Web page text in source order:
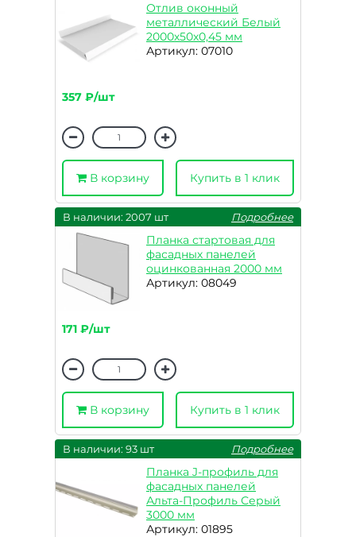
Отлив оконный
металлический Белый
2000х50х0,45 мм
Артикул: 07010
357 ₽/шт
В корзину Купить в 1 клик
В наличии: 2007 шт Подробнее
Планка стартовая для
фасадных панелей
оцинкованная 2000 мм
Артикул: 08049
171 ₽/шт
В корзину Купить в 1 клик
В наличии: 93 шт Подробнее
Планка J-профиль для
фасадных панелей
Альта-Профиль Серый
3000 мм
Артикул: 01895